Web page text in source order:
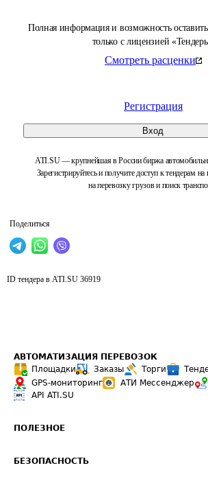
Полная информация и возможность
только с лицензией
Смотреть расценки
Регистрация
Вход
ATI.SU — крупнейшая в России биржа
Зарегистрируйтесь и получите доступ к тендерам
на перевозку грузов и поиск
Поделиться
ID тендера в ATI.SU 36919
АВТОМАТИЗАЦИЯ ПЕРЕВОЗОК
Площадки
Заказы Торги
GPS-мониторинг
АТИ Мессенджер
API ATI.SU
ПОЛЕЗНОЕ
БЕЗОПАСНОСТЬ